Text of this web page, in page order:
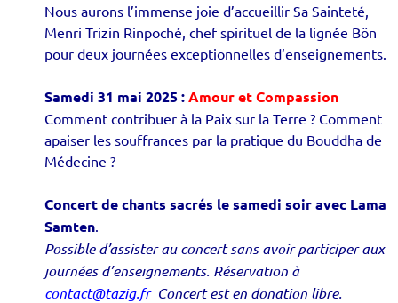
Nous aurons l’immense joie d’accueillir Sa Sainteté,
Menri Trizin Rinpoché, chef spirituel de la lignée Bön
pour deux journées exceptionnelles d’enseignements.
Samedi 31 mai 2025 :Amour et Compassion
Comment contribuer à la Paix sur la Terre ? Comment
apaiser les souffrances par la pratique du Bouddha de
Médecine ?
Concert de chants sacrés lesamedi soiravec Lama
Samten
Possible d’assister au concert sans avoir participer aux
journées d’enseignements. Réservation à
contact@tazig.fr Concert est en donation libre.